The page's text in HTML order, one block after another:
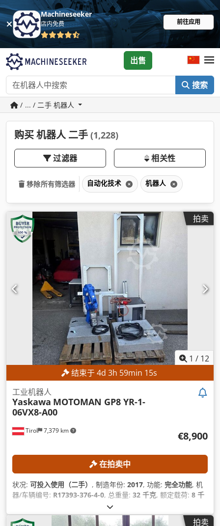
Machineseeker
店内免费 前往应用
搜索
出售
/ ... / 二手 机器人
购买 机器人 二手 (1,228)
过滤器 相关性
移除所有筛选器 自动化技术 机器人
拍卖
1 / 12
结束于4d 3h 59min 13s
Tirol 7,379 km
工业机器人
Yaskawa MOTOMAN GP8 YR-1-
06VX8-A00
€8,900
在拍卖中
状况: 可投入使用（二手） , 制造年份: 2017, 功能: 完全功能, 机
器/车辆编号: R17393-376-4-0, 总重量: 32 千克, 额定载荷: 8 千
Yaskawa YRC1000
轴数:6,
拍卖